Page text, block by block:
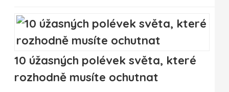
10 úžasných polévek světa, které
rozhodně musíte ochutnat